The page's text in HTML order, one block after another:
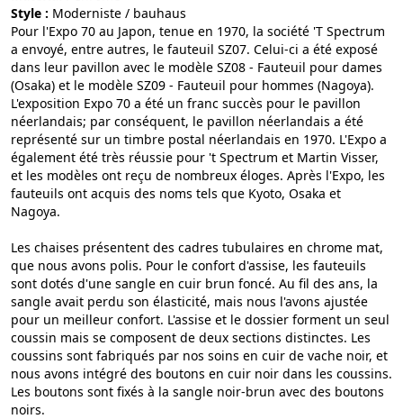
Style :
moderniste / bauhaus
Pour l'Expo 70 au Japon, tenue en 1970, la société 'T Spectrum
a envoyé, entre autres, le fauteuil SZ07. Celui-ci a été exposé
dans leur pavillon avec le modèle SZ08 - Fauteuil pour dames
(Osaka) et le modèle SZ09 - Fauteuil pour hommes (Nagoya).
L'exposition Expo 70 a été un franc succès pour le pavillon
néerlandais; par conséquent, le pavillon néerlandais a été
représenté sur un timbre postal néerlandais en 1970. L'Expo a
également été très réussie pour 't Spectrum et Martin Visser,
et les modèles ont reçu de nombreux éloges. Après l'Expo, les
fauteuils ont acquis des noms tels que Kyoto, Osaka et
Nagoya.
Les chaises présentent des cadres tubulaires en chrome mat,
que nous avons polis. Pour le confort d'assise, les fauteuils
sont dotés d'une sangle en cuir brun foncé. Au fil des ans, la
sangle avait perdu son élasticité, mais nous l'avons ajustée
pour un meilleur confort. L'assise et le dossier forment un seul
coussin mais se composent de deux sections distinctes. Les
coussins sont fabriqués par nos soins en cuir de vache noir, et
nous avons intégré des boutons en cuir noir dans les coussins.
Les boutons sont fixés à la sangle noir-brun avec des boutons
noirs.